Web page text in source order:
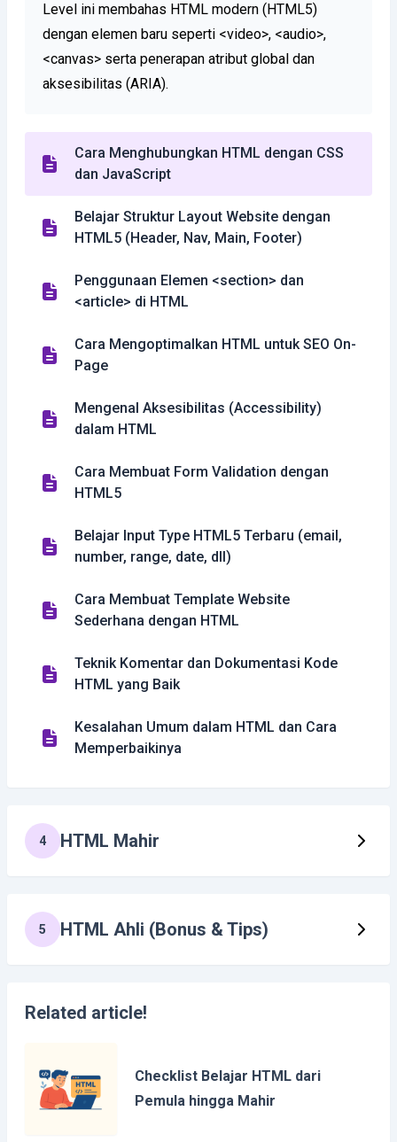
Level ini membahas HTML modern (HTML5)
dengan elemen baru seperti <video>, <audio>,
<canvas> serta penerapan atribut global dan
aksesibilitas (ARIA).
Cara Menghubungkan HTML dengan CSS
dan JavaScript
Belajar Struktur Layout Website dengan
HTML5 (Header, Nav, Main, Footer)
Penggunaan Elemen <section> dan
<article> di HTML
Cara Mengoptimalkan HTML untuk SEO On-
Page
Mengenal Aksesibilitas (Accessibility)
dalam HTML
Cara Membuat Form Validation dengan
HTML5
Belajar Input Type HTML5 Terbaru (email,
number, range, date, dll)
Cara Membuat Template Website
Sederhana dengan HTML
Teknik Komentar dan Dokumentasi Kode
HTML yang Baik
Kesalahan Umum dalam HTML dan Cara
Memperbaikinya
4 HTML Mahir
5 HTML Ahli (Bonus & Tips)
Related article!
Checklist Belajar HTML dari
Pemula hingga Mahir